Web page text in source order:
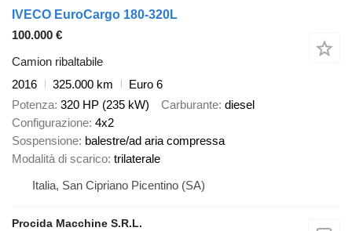
IVECO EuroCargo 180-320L
100.000 €
Camion ribaltabile
2016
325.000 km
Euro 6
Potenza 320 HP (235 kW) Carburante diesel
Configurazione 4x2
Sospensione balestre/ad aria compressa
Modalità di scarico trilaterale
Italia, San Cipriano Picentino (SA)
Procida Macchine S.R.L.